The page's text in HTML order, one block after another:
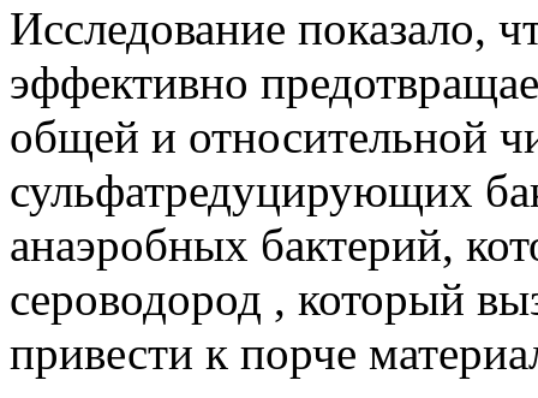
Исследование показало,
эффективно
общей и относительной
сульфатредуцирующих
анаэробных бактерий,
сероводород , который
привести к порче